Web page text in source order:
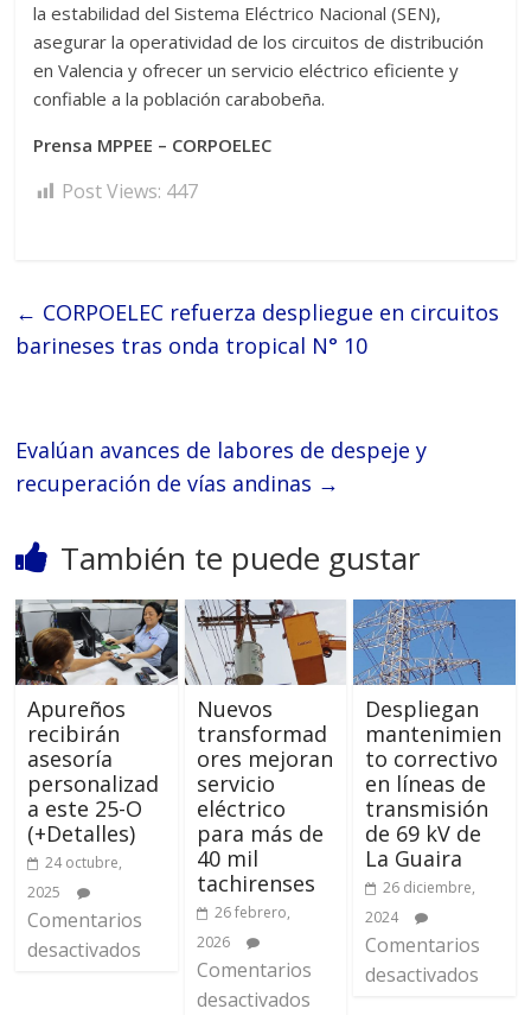
la estabilidad del Sistema Eléctrico Nacional (SEN),
asegurar la operatividad de los circuitos de distribución
en Valencia y ofrecer un servicio eléctrico eficiente y
confiable a la población carabobeña.
Prensa MPPEE – CORPOELEC
Post Views: 447
← CORPOELEC refuerza despliegue en circuitos
barineses tras onda tropical N° 10
Evalúan avances de labores de despeje y
recuperación de vías andinas →
También te puede gustar
Apureños
recibirán
asesoría
personalizad
a este 25-O
(+Detalles)
24 octubre,
2025
Comentarios
desactivados
Nuevos
transformad
ores mejoran
servicio
eléctrico
para más de
40 mil
tachirenses
26 febrero,
2026
Comentarios
desactivados
Despliegan
mantenimien
to correctivo
en líneas de
transmisión
de 69 kV de
La Guaira
26 diciembre,
2024
Comentarios
desactivados